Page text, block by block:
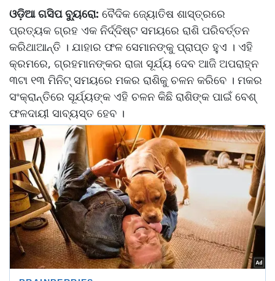
ଓଡ଼ିଆ ଗସିପ ବ୍ୟୁରୋ: ବୈଦିକ ଜ୍ୟୋତିଷ ଶାସ୍ତ୍ରରେ
ପ୍ରତ୍ୟକ ଗ୍ରହ ଏକ ନିର୍ଦ୍ଦିଷ୍ଟ ସମୟରେ ରାଶି ପରିବର୍ତ୍ତନ
କରିଥାଆନ୍ତି । ଯାହାର ଫଳ ସେମାନଙ୍କୁ ପ୍ରାପ୍ତ ହୁଏ । ଏହି
କ୍ରମରେ, ଗ୍ରହମାନଙ୍କର ରାଜା ସୂର୍ଯ୍ୟ ଦେବ ଆଜି ଅପରାହ୍ନ
୩ଟା ୧୩ ମିନିଟ୍ ସମୟରେ ମକର ରାଶିକୁ ଚଳନ କରିବେ । ମକର
ସଂକ୍ରାନ୍ତିରେ ସୂର୍ଯ୍ୟଙ୍କ ଏହି ଚଳନ କିଛି ରାଶିଙ୍କ ପାଇଁ ବେଶ୍
ଫଳଦାୟୀ ସାବ୍ୟସ୍ତ ହେବ ।